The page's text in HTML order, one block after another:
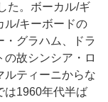
た。ボーカル/ギ
ル/キーボードの
・グラハム、ドラ
故シンシア・ロ
ルティーニからな
は1960年代半ば